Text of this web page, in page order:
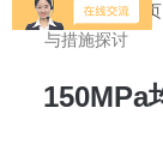
当前位置：首页
与措施探讨
150MPa